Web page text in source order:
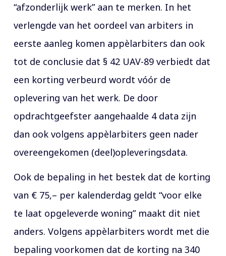
“afzonderlijk werk” aan te merken. In het
verlengde van het oordeel van arbiters in
eerste aanleg komen appèlarbiters dan ook
tot de conclusie dat § 42 UAV-89 verbiedt dat
een korting verbeurd wordt vóór de
oplevering van het werk. De door
opdrachtgeefster aangehaalde 4 data zijn
dan ook volgens appèlarbiters geen nader
overeengekomen (deel)opleveringsdata.
Ook de bepaling in het bestek dat de korting
van € 75,– per kalenderdag geldt “voor elke
te laat opgeleverde woning” maakt dit niet
anders. Volgens appèlarbiters wordt met die
bepaling voorkomen dat de korting na 340